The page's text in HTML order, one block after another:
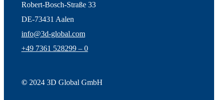
Robert-Bosch-Straße 33
DE-73431 Aalen
info@3d-global.com
+49 7361 528299 – 0
©2024 3D Global GmbH